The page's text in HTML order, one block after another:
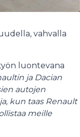
vahvalla
luontevana
ja Dacian
autojen
kun taas Renault
meille